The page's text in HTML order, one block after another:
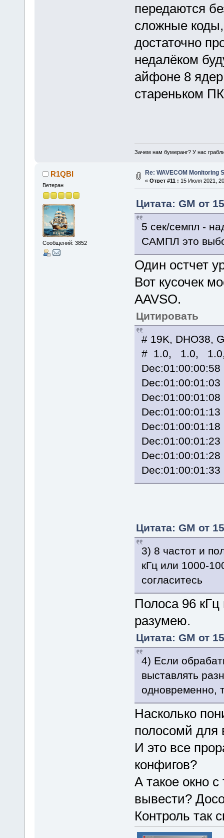
передаются
сложные
достаточно
недалёком
айфоне 8
стареньком
Зачем нам бумеранг? У нас
R1QBI
Ветеран
Сообщений: 3852
Re: WAVECOM Monitoring
« Ответ #11 : 15 Июля 2021,
Цитата: GM от
5 сек/семпл -
САМПЛ это
Один остчет
Вот кусочек
AAVSO.
Цитировать
# 19K, DHO38,
# 1.0, 1.0,
Цитата: GM от
3) 8 частот и
кГц или 1000-
согласитесь
Полоса 96
разумею.
Цитата: GM от
4) Если
выставлять
одновременно,
Насколько
полосомй для
И это все
конфигов?
А такое окно
вывести?
Контроль так